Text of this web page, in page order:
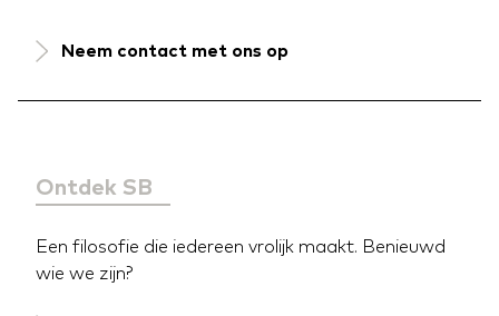
Neem contact met ons op
Ontdek SB
Een filosofie die iedereen vrolijk maakt. Benieuwd
wie we zijn?